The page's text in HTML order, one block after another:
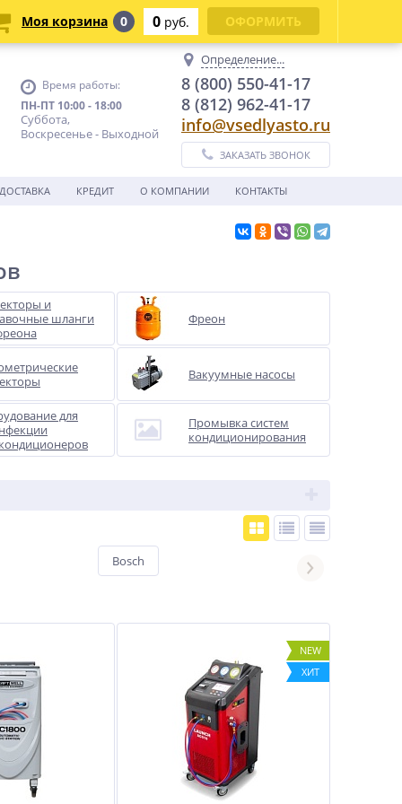
Время работы:
ПН-ПТ 10:00 - 18:00
Суббота,
Воскресенье - Выходной
Определение...
8 (800) 550-41-17
8 (812) 962-41-17
info@vsedlyasto.ru
ЗАКАЗАТЬ ЗВОНОК
ДОСТАВКА КРЕДИТ О КОМПАНИИ КОНТАКТЫ
и
шланги
Фреон
Вакуумные насосы
для
Промывка систем
кондиционирования
Bosch
NEW
ХИТ
Моя корзина 0 0 руб. ОФОРМИТЬ